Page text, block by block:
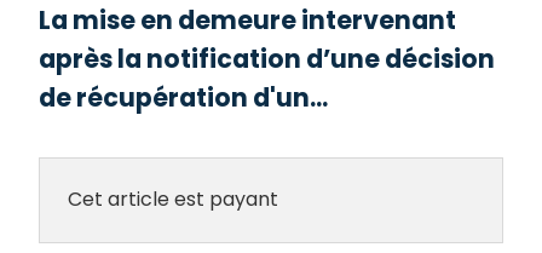
La mise en demeure intervenant
après la notification d’une décision
de récupération d'un...
Cet article est payant